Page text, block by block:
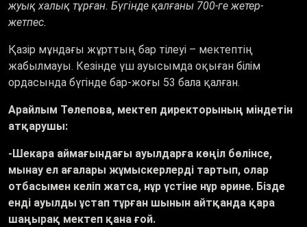
жуық халық тұрған. Бүгінде қалғаны 700-ге жетер-
жетпес.
Қазір мұндағы жұрттың бар тілеуі – мектептің
жабылмауы. Кезінде үш ауысымда оқыған білім
ордасында бүгінде бар-жоғы 53 бала қалған.
Арайлым Төлепова, мектеп директорының міндетін
атқарушы:
-Шекара аймағындағы ауылдарға көңіл бөлінсе,
мынау ел ағалары жұмыскерлерді тартып, олар
отбасымен келіп жатса, нұр үстіне нұр әрине. Бізде
енді ауылды ұстап тұрған шынын айтқанда қара
шаңырақ мектеп қана ғой.